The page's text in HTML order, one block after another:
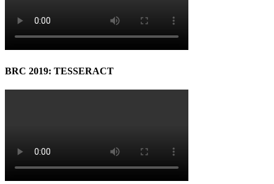
BRC 2019: TESSERACT